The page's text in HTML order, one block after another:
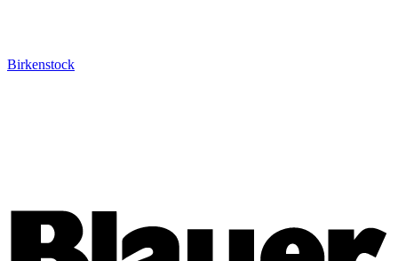
Birkenstock